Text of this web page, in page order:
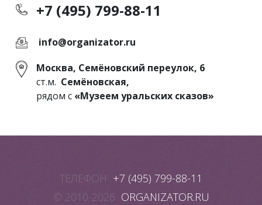
+7 (495) 799-88-11
info@organizator.ru
Москва, Семёновский переулок, 6
ст.м. Семёновская,
рядом с «Музеем уральских сказов»
ТЕЛЕФОН +7 (495) 799-88-11
© 2010-2026 ORGANIZATOR.RU